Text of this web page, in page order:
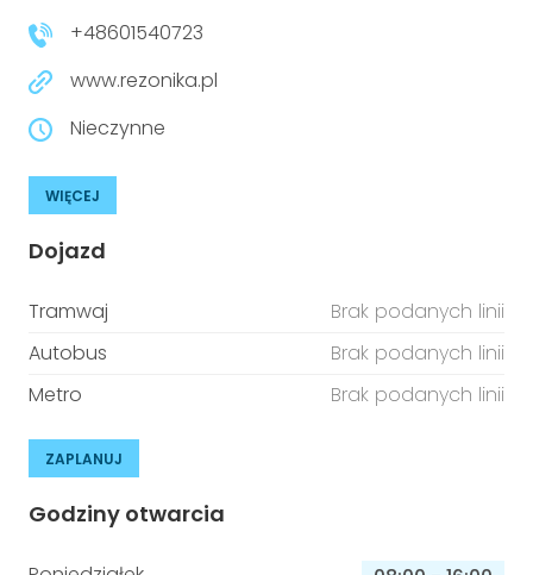
+48601540723
www.rezonika.pl
Nieczynne
WIĘCEJ
Dojazd
Tramwaj
Brak podanych linii
Autobus
Brak podanych linii
Metro
Brak podanych linii
ZAPLANUJ
Godziny otwarcia